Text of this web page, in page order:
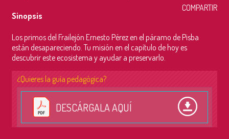
COMPARTIR
Sinopsis
Los primos del Frailejón Ernesto Pérez en el páramo de Pisba
están desapareciendo. Tu misión en el capítulo de hoy es
descubrir este ecosistema y ayudar a preservarlo.
¿Quieres la guía pedagógica?
DESCÁRGALA AQUÍ